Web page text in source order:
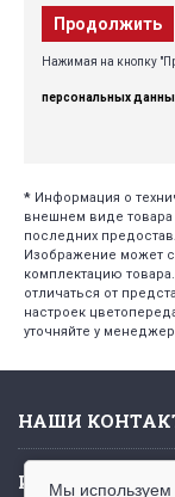
Продолжить
Нажимая на кнопку
персональных
* Информация о
внешнем виде
последних
Изображение может
комплектацию
отличаться от
настроек
уточняйте у
НАШИ
ИНФОРМАЦИЯ
Мы используем